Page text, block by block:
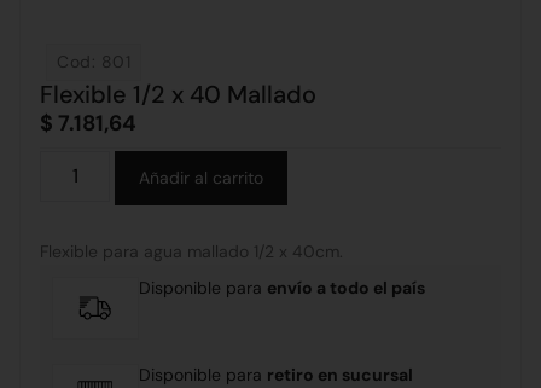
Cod: 801
Flexible 1/2 x 40 Mallado
$ 7.181,64
Añadir al carrito
Flexible para agua mallado 1/2 x 40cm.
Disponible para envío a todo el país
Disponible para retiro en sucursal